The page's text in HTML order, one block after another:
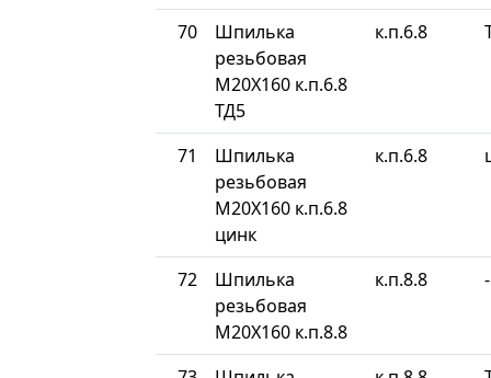
70
Шпилька
резьбовая
М20Х160 к.п.6.8
ТД5
к.п.6.8
71
Шпилька
резьбовая
М20Х160 к.п.6.8
цинк
к.п.6.8
72
Шпилька
резьбовая
М20Х160 к.п.8.8
к.п.8.8 -